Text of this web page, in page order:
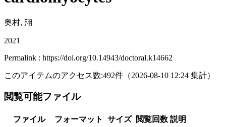
奥村, 翔
2021
Permalink : https://doi.org/10.14943/doctoral.k14662
このアイテムのアクセス数:492件 （2026-08-10 12:24 集計）
閲覧可能ファイル
ファイル フォーマット サイズ 閲覧回数 説明